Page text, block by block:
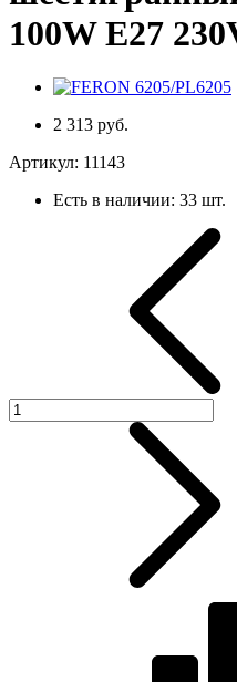
100W E27
2 313 руб.
Артикул: 11143
Есть в наличии: 33 шт.